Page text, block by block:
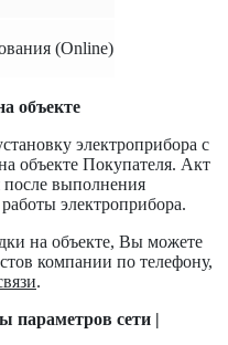
(Online)
объекте
электроприбора с
объекте Покупателя. Акт
после выполнения
электроприбора.
на объекте, Вы можете
компании по телефону,
.
параметров сети |